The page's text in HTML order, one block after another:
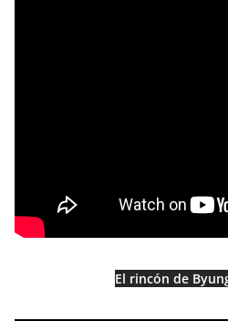
El rincón de